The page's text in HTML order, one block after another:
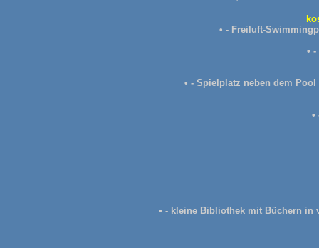
• - Freiluft-
•
• - Spielplatz neben dem
• - kleine Bibliothek mit Büchern